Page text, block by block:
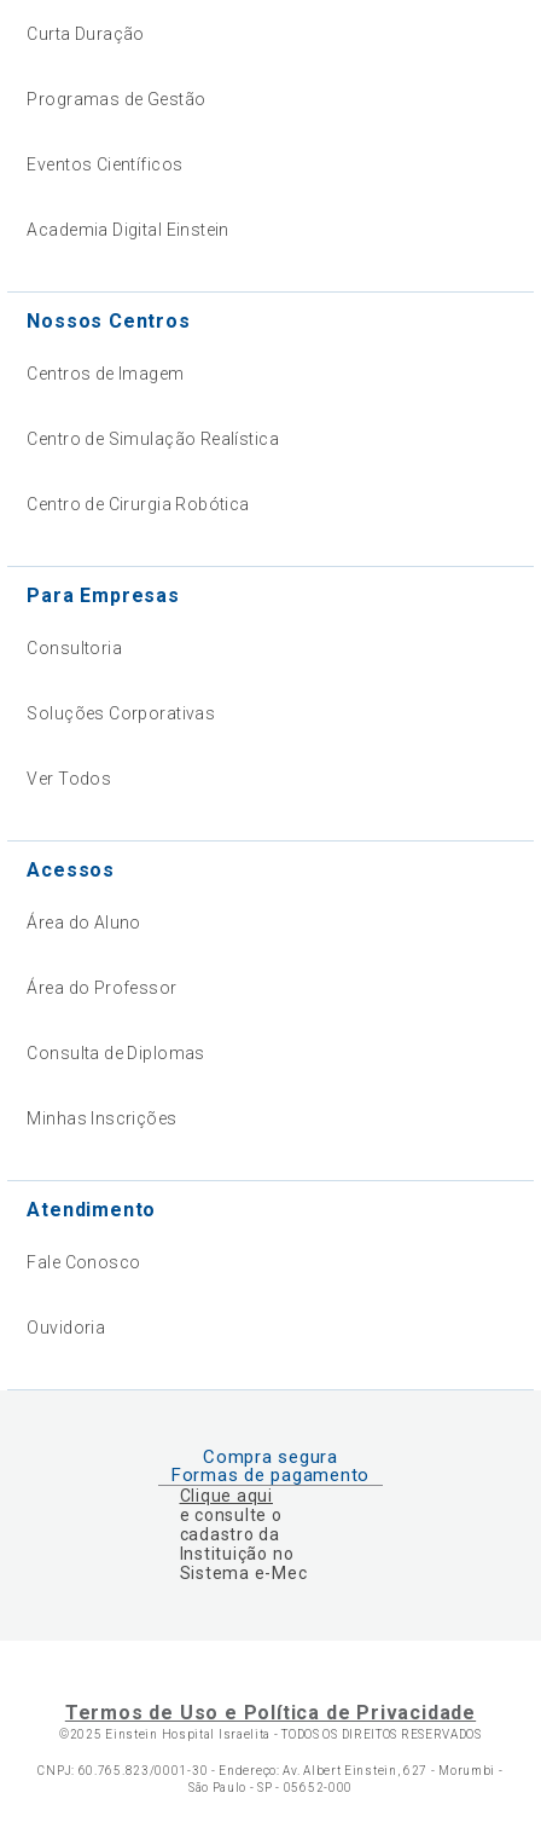
Curta Duração
Programas de Gestão
Eventos Científicos
Academia Digital Einstein
Nossos Centros
Centros de Imagem
Centro de Simulação Realística
Centro de Cirurgia Robótica
Para Empresas
Consultoria
Soluções Corporativas
Ver Todos
Acessos
Área do Aluno
Área do Professor
Consulta de Diplomas
Minhas Inscrições
Atendimento
Fale Conosco
Ouvidoria
Compra segura
Formas de pagamento
Clique aqui
e consulte o
cadastro da
Instituição no
Sistema e-Mec
Termos de Uso e Política de Privacidade
©2025 Einstein Hospital Israelita -TODOS OS DIREITOS RESERVADOS
CNPJ: 60.765.823/0001-30 - Endereço: Av. Albert Einstein, 627 - Morumbi -
São Paulo - SP - 05652-000